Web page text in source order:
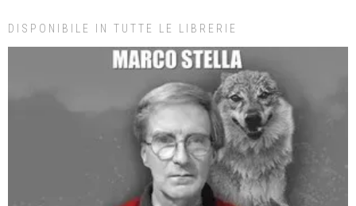
DISPONIBILE IN TUTTE LE LIBRERIE